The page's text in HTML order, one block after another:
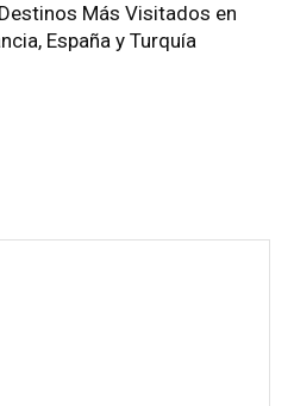
Más Visitados en
España y Turquía